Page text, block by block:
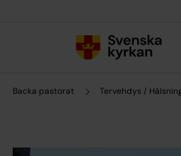
Backa pastorat Tervehdys /